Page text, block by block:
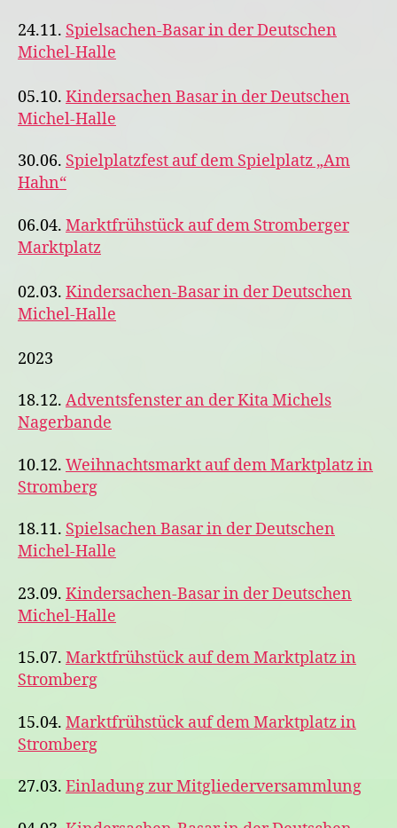
24.11. Spielsachen-Basar in der Deutschen
Michel-Halle
05.10. Kindersachen Basar in der Deutschen
Michel-Halle
30.06. Spielplatzfest auf dem Spielplatz „Am
Hahn“
06.04. Marktfrühstück auf dem Stromberger
Marktplatz
02.03. Kindersachen-Basar in der Deutschen
Michel-Halle
2023
18.12. Adventsfenster an der Kita Michels
Nagerbande
10.12. Weihnachtsmarkt auf dem Marktplatz in
Stromberg
18.11. Spielsachen Basar in der Deutschen
Michel-Halle
23.09. Kindersachen-Basar in der Deutschen
Michel-Halle
15.07. Marktfrühstück auf dem Marktplatz in
Stromberg
15.04. Marktfrühstück auf dem Marktplatz in
Stromberg
27.03. Einladung zur Mitgliederversammlung